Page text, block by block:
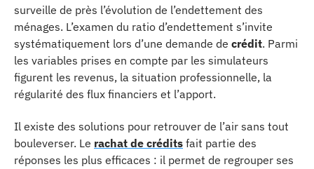
surveille de près l’évolution de l’endettement des
ménages. L’examen du ratio d’endettement s’invite
systématiquement lors d’une demande de crédit. Parmi
les variables prises en compte par les simulateurs
figurent les revenus, la situation professionnelle, la
régularité des flux financiers et l’apport.
Il existe des solutions pour retrouver de l’air sans tout
bouleverser. Le rachat de crédits fait partie des
réponses les plus efficaces : il permet de regrouper ses